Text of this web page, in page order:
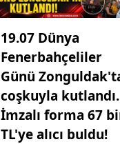
19.07 Dünya
Fenerbahçeliler
Günü
coşkuyla
İmzalı forma 67
TL'ye alıcı buldu!